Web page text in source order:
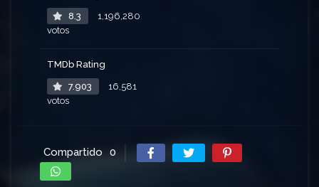
8.3
1,196,280
votos
TMDb Rating
7.903
16,581
votos
Compartido 0